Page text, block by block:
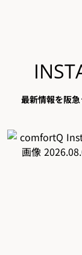
最新情報を阪